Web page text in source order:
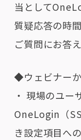
当として
質疑応答の時
ご質問にお答
◆ウェビナー
・ 現場のユー
OneLogin（
き設定項目へ